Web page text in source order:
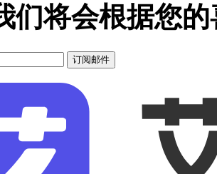
们将会根据您
订阅邮件